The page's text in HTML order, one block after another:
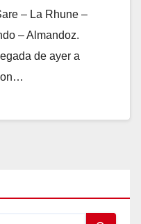
– La Rhune –
– Almandoz.
de ayer a